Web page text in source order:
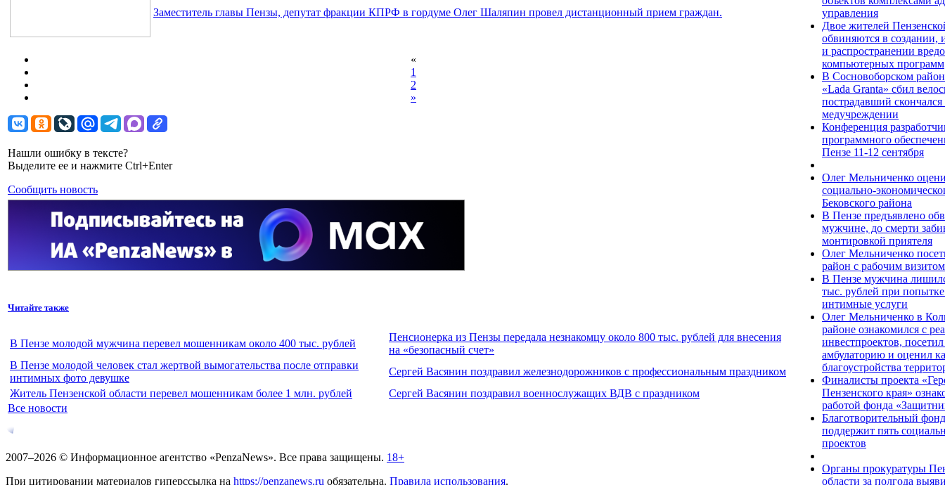
Заместитель главы Пензы, депутат фракции КПРФ в гордуме Олег Шаляпин провел дистанционный прием граждан.
«
1
2
»
Нашли ошибку в тексте?
Выделите ее и нажмите Ctrl+Enter
Сообщить новость
Читайте также
В Пензе молодой мужчина перевел мошенникам около 400 тыс. рублей
Пенсионерка из Пензы передала незнакомцу около 800 тыс. рублей для внесения
на «безопасный счет»
В Пензе молодой человек стал жертвой вымогательства после отправки
интимных фото девушке
Сергей Васянин поздравил железнодорожников с профессиональным праздником
Житель Пензенской области перевел мошенникам более 1 млн. рублей
Сергей Васянин поздравил военнослужащих ВДВ с праздником
Все новости
управления
Двое жителей
обвиняются в создании,
и распространении
компьютерных программ
В Сосновоборском
«Lada Granta» сбил
пострадавший скончался
медучреждении
Конференция
программного
Пензе 11-12 сентября
Олег Мельниченко
социально-
Бековского района
В Пензе предъявлено
мужчине, до смерти
монтировкой приятеля
Олег Мельниченко
район с рабочим визитом
В Пензе мужчина
тыс. рублей при попытке
интимные услуги
Олег Мельниченко в
районе ознакомился с
инвестпроектов,
амбулаторию и оценил
благоустройства
Финалисты проекта
Пензенского края»
работой фонда
Благотворительный
поддержит пять
проектов
Органы прокуратуры
области за полгода
2007–2026 © Информационное агентство «PenzaNews». Все права защищены. 18+
При цитировании материалов гиперссылка на https://penzanews.ru обязательна. Правила использования.